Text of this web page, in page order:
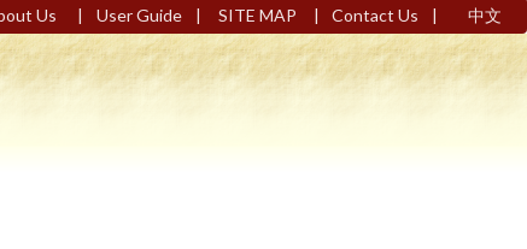
Us | User Guide | SITE MAP | Contact Us | 中文